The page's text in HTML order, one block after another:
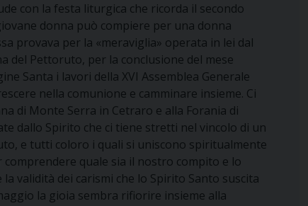
con la festa liturgica che ricorda il secondo
donna può compiere per una donna
provava per la «meraviglia» operata in lei dal
del Pettoruto, per la conclusione del mese
Santa i lavori della XVI Assemblea Generale
nella comunione e camminare insieme. Ci
di Monte Serra in Cetraro e alla Forania di
dallo Spirito che ci tiene stretti nel vincolo di un
e tutti coloro i quali si uniscono spiritualmente
comprendere quale sia il nostro compito e lo
validità dei carismi che lo Spirito Santo suscita
la gioia sembra rifiorire insieme alla